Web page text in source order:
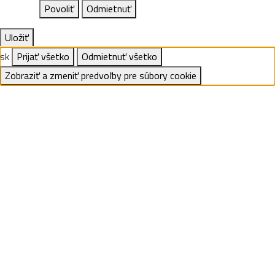
Povoliť
Odmietnuť
Uložiť
sk Prijať všetko
Odmietnuť všetko
Zobraziť a zmeniť predvoľby pre súbory cookie